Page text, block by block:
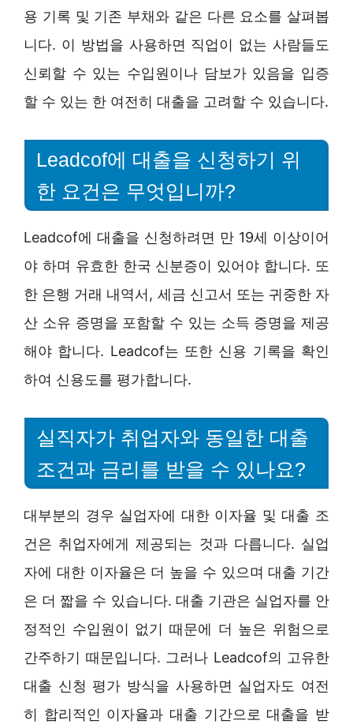
용 기록 및 기존 부채와 같은 다른 요소를 살펴봅
니다. 이 방법을 사용하면 직업이 없는 사람들도
신뢰할 수 있는 수입원이나 담보가 있음을 입증
할 수 있는 한 여전히 대출을 고려할 수 있습니다.
Leadcof에 대출을 신청하기 위
한 요건은 무엇입니까?
Leadcof에 대출을 신청하려면 만 19세 이상이어
야 하며 유효한 한국 신분증이 있어야 합니다. 또
한 은행 거래 내역서, 세금 신고서 또는 귀중한 자
산 소유 증명을 포함할 수 있는 소득 증명을 제공
해야 합니다. Leadcof는 또한 신용 기록을 확인
하여 신용도를 평가합니다.
실직자가 취업자와 동일한 대출
조건과 금리를 받을 수 있나요?
대부분의 경우 실업자에 대한 이자율 및 대출 조
건은 취업자에게 제공되는 것과 다릅니다. 실업
자에 대한 이자율은 더 높을 수 있으며 대출 기간
은 더 짧을 수 있습니다. 대출 기관은 실업자를 안
정적인 수입원이 없기 때문에 더 높은 위험으로
간주하기 때문입니다. 그러나 Leadcof의 고유한
대출 신청 평가 방식을 사용하면 실업자도 여전
히 합리적인 이자율과 대출 기간으로 대출을 받